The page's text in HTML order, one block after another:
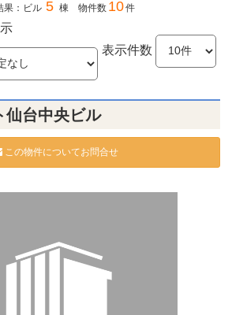
果：ビル 5 棟 物件数 10件
表示件数
仙台中央ビル
この物件についてお問合せ